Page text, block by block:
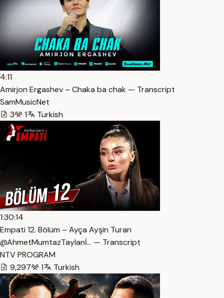
4:11
Amirjon Ergashev – Chaka ba chak — Transcript
SamMusicNet
3
1 Turkish
1:30:14
Empati 12. Bölüm – Ayça Ayşin Turan
@AhmetMumtazTaylanİ… — Transcript
NTV PROGRAM
9,297
1 Turkish